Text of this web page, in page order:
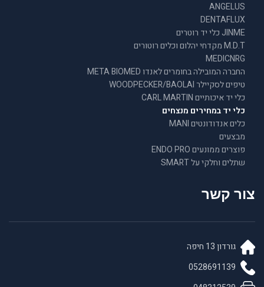
ANGELUS
DENTAFLUX
JINME כלי יד רוטרים
M.D.T מקדחי יהלום וכלים רוטורים
MEDICNRG
החברה המובילה בחומרים לאנדו META BIOMED
טיפים לסקיילר WOODPECKER/BAOLAI
כלי יד איכותיים CARL MARTIN
כלי יד במחירים מנצחים
כלים אנדודונטים MANI
מבצעים
פוצרים ממונעים ENDO PRO
שתלים וחלקי על SMART
צור קשר
גורדון 13 חיפה
0528691139